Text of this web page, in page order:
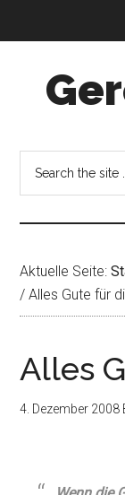
Aktuelle Seite:
/ Alles Gute für
Alles
4. Dezember 2008